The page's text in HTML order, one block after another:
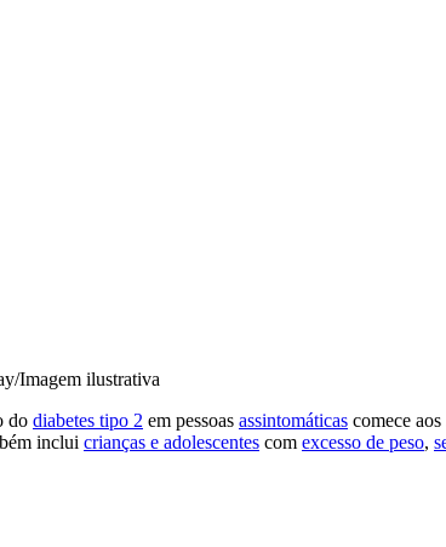
Imagem ilustrativa
do diabetes tipo 2 em pessoas assintomáticas comece
inclui crianças e adolescentes com excesso de peso,